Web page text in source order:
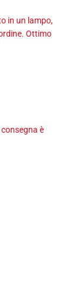
in un lampo,
Ottimo
è